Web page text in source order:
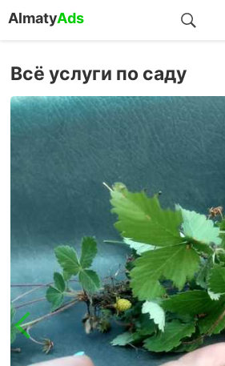
AlmatyAds
Всё услуги по саду